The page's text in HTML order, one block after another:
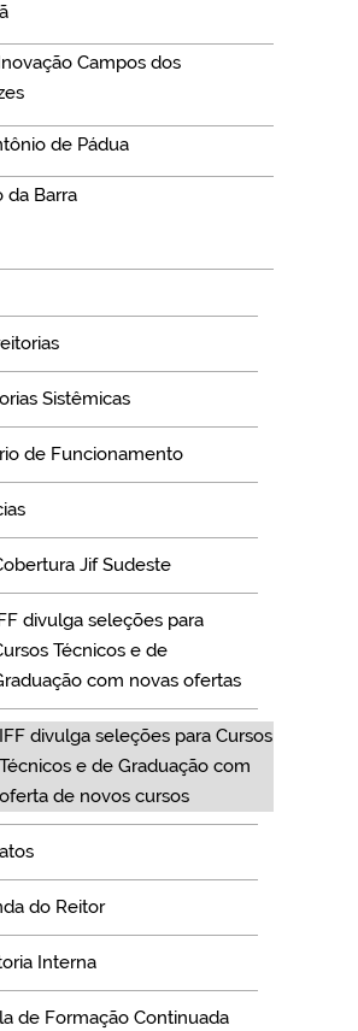
Campos dos
de Pádua
da Barra
Sistêmicas
de Funcionamento
Jif Sudeste
IFF divulga seleções para
Técnicos e de
com novas ofertas
IFF divulga seleções para Cursos
Técnicos e de Graduação com
oferta de novos cursos
do Reitor
Interna
de Formação Continuada